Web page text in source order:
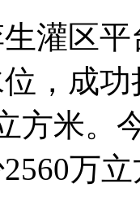
区平
，成
方米。
万